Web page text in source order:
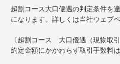
超割コース大口優遇の判定条件を
になります。詳しくは当社ウェブ
〔超割コース 大口優遇（現物取
約定金額にかかわらず取引手数料